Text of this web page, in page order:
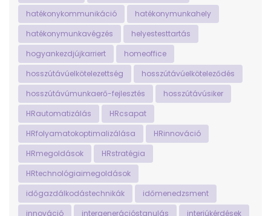
hatékonykommunikáció
hatékonymunkahely
hatékonymunkavégzés
helyestesttartás
hogyankezdjújkarriert
homeoffice
hosszútávúelkötelezettség
hosszútávúelköteleződés
hosszútávúmunkaerő-fejlesztés
hosszútávúsiker
HRautomatizálás
HRcsapat
HRfolyamatokoptimalizálása
HRinnováció
HRmegoldások
HRstratégia
HRtechnológiaimegoldások
időgazdálkodástechnikák
időmenedzsment
innováció
intergenerációstanulás
interjúkérdések